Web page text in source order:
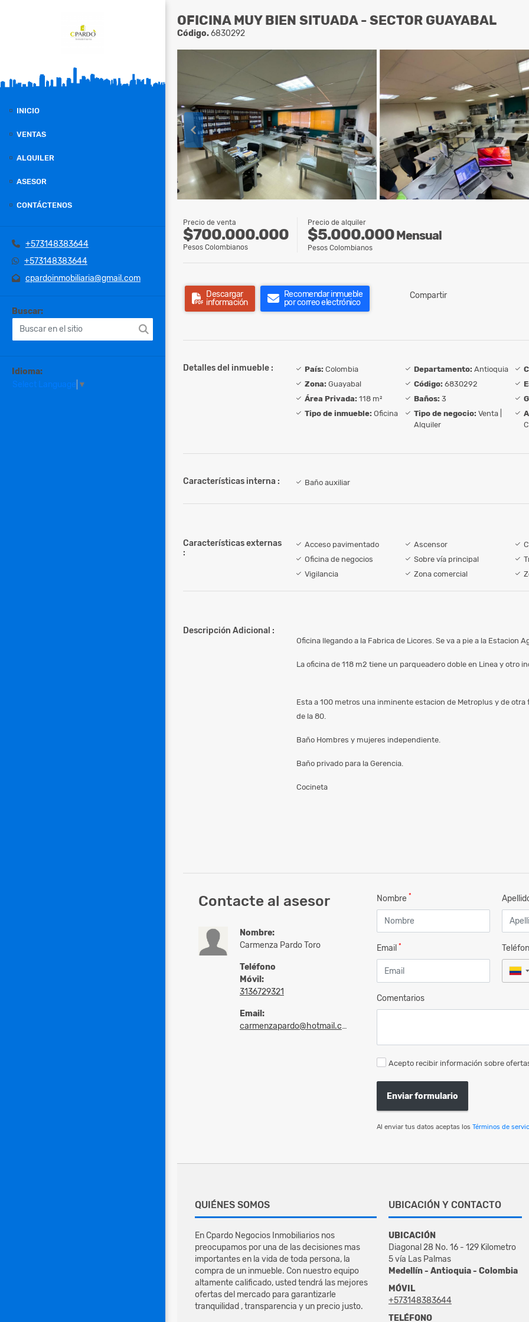
INICIO
VENTAS
ALQUILER
ASESOR
CONTÁCTENOS
+573148383644
+573148383644
cpardoinmobiliaria@gmail.com
Buscar:
Idioma:
Select Language ▼
OFICINA MUY BIEN SITUADA - SECTOR GUAYABAL
Código.6830292
Precio de venta
$700.000.000
Pesos Colombianos
Precio de alquiler
$5.000.000Mensual
Pesos Colombianos
Descargar
información
Recomendar inmueble
por correo electrónico
Compartir
Detalles del inmueble : País: Colombia Departamento: Antioquia
Zona: Guayabal Código: 6830292
Área Privada: 118 m² Baños: 3
Tipo de inmueble: Oficina Tipo de negocio: Venta |
Alquiler
Características interna : Baño auxiliar
Características externas
:
Acceso pavimentado Ascensor
Oficina de negocios
Sobre vía principal
Vigilancia
Zona comercial
Descripción Adicional :
Oficina llegando a la Fabrica de Licores. Se va a pie a la Estacion
La oficina de 118 m2 tiene un parqueadero doble en Linea y otro
Esta a 100 metros una inminente estacion de Metroplus y de
de la 80.
Baño Hombres y mujeres independiente.
Baño privado para la Gerencia.
Cocineta
Contacte al asesor
Nombre:
Carmenza Pardo Toro
Teléfono
Móvil:
3136729321
Email:
carmenzapardo@hotmail.com
Nombre *
Email *
▼
Comentarios
Acepto recibir información sobre
Enviar formulario
Al enviar tus datos aceptas los Términos de
QUIÉNES SOMOS
En Cpardo Negocios Inmobiliarios nos
preocupamos por una de las decisiones mas
importantes en la vida de toda persona, la
compra de un inmueble. Con nuestro equipo
altamente calificado, usted tendrá las mejores
ofertas del mercado para garantizarle
tranquilidad , transparencia y un precio justo.
UBICACIÓN Y CONTACTO
UBICACIÓN
Diagonal 28 No. 16 - 129 Kilometro
5 vía Las Palmas
Medellín - Antioquia - Colombia
MÓVIL
+573148383644
TELÉFONO